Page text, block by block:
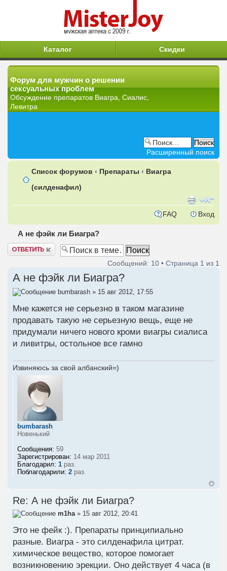
Каталог Скидки
Форум для мужчин о решении
сексуальных проблем
Обсуждение препаратов Виагра, Сиалис,
Левитра
Расширенный поиск
Список форумов ‹ Препараты ‹ Виагра
(силденафил)
FAQ Вход
А не фэйк ли Биагра?
Ответить
Сообщений: 10 • Страница 1 из 1
А не фэйк ли Биагра?
bumbarash » 15 авг 2012, 17:55
Мне кажется не серьезно в таком магазине
продавать такую не серьезную вещь, еще не
придумали ничего нового кроми виагры сиалиса
и ливитры, остольное все гамно
Извиняюсь за свой албанский=)
bumbarash
Новенький
Сообщения: 59
Зарегистрирован: 14 мар 2011
Благодарил: 1 раз.
Поблагодарили: 2 раз.
Re: А не фэйк ли Биагра?
m1ha» 15 авг 2012, 20:41
Это не фейк :). Препараты принципиально
разные. Виагра - это силденафила цитрат.
химическое вещество, которое помогает
возникновению эрекции. Оно действует 4 часа (в